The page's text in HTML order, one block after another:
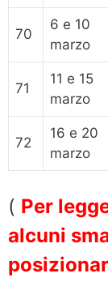
70
6 e 10
marzo
71
11 e 15
marzo
72
16 e 20
marzo
( Per
alcuni